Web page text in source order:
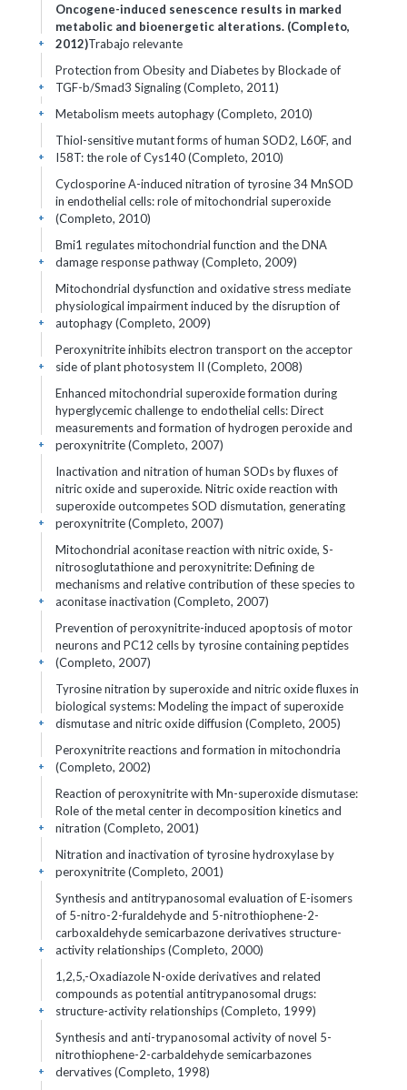
Oncogene-induced senescence results in marked
metabolic and bioenergetic alterations. (Completo,
2012)Trabajo relevante
+
Protection from Obesity and Diabetes by Blockade of
TGF-b/Smad3 Signaling (Completo, 2011)
+
Metabolism meets autophagy (Completo, 2010)
+
Thiol-sensitive mutant forms of human SOD2, L60F, and
I58T: the role of Cys140 (Completo, 2010)
+
Cyclosporine A-induced nitration of tyrosine 34 MnSOD
in endothelial cells: role of mitochondrial superoxide
(Completo, 2010)
+
Bmi1 regulates mitochondrial function and the DNA
damage response pathway (Completo, 2009)
+
Mitochondrial dysfunction and oxidative stress mediate
physiological impairment induced by the disruption of
autophagy (Completo, 2009)
+
Peroxynitrite inhibits electron transport on the acceptor
side of plant photosystem II (Completo, 2008)
+
Enhanced mitochondrial superoxide formation during
hyperglycemic challenge to endothelial cells: Direct
measurements and formation of hydrogen peroxide and
peroxynitrite (Completo, 2007)
+
Inactivation and nitration of human SODs by fluxes of
nitric oxide and superoxide. Nitric oxide reaction with
superoxide outcompetes SOD dismutation, generating
peroxynitrite (Completo, 2007)
+
Mitochondrial aconitase reaction with nitric oxide, S-
nitrosoglutathione and peroxynitrite: Defining de
mechanisms and relative contribution of these species to
aconitase inactivation (Completo, 2007)
+
Prevention of peroxynitrite-induced apoptosis of motor
neurons and PC12 cells by tyrosine containing peptides
(Completo, 2007)
+
Tyrosine nitration by superoxide and nitric oxide fluxes in
biological systems: Modeling the impact of superoxide
dismutase and nitric oxide diffusion (Completo, 2005)
+
Peroxynitrite reactions and formation in mitochondria
(Completo, 2002)
+
Reaction of peroxynitrite with Mn-superoxide dismutase:
Role of the metal center in decomposition kinetics and
nitration (Completo, 2001)
+
Nitration and inactivation of tyrosine hydroxylase by
peroxynitrite (Completo, 2001)
+
Synthesis and antitrypanosomal evaluation of E-isomers
of 5-nitro-2-furaldehyde and 5-nitrothiophene-2-
carboxaldehyde semicarbazone derivatives structure-
activity relationships (Completo, 2000)
+
1,2,5,-Oxadiazole N-oxide derivatives and related
compounds as potential antitrypanosomal drugs:
structure-activity relationships (Completo, 1999)
+
Synthesis and anti-trypanosomal activity of novel 5-
nitrothiophene-2-carbaldehyde semicarbazones
dervatives (Completo, 1998)
+